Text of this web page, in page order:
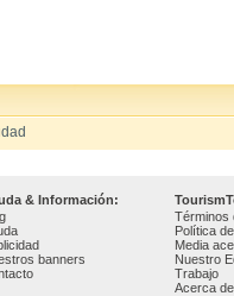
& Información:
banners
Términos
Política
Media
Nuestro
Trabajo
Acerca